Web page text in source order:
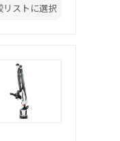
リストに選択